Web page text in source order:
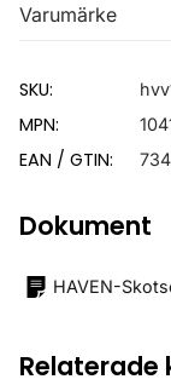
Varumärke
SKU:
MPN:
EAN / GTIN:
Dokument
HAVEN-
Relaterade